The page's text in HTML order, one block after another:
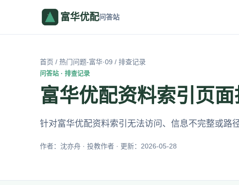
富华优配问答站
首页 / 热门问题-富华·09 / 排查记录
问答站 · 排查记录
富华优配资料索引页
针对富华优配资料索引无法访问、信息不完整或路
作者：沈亦舟 · 投教作者 · 更新：2026-05-28